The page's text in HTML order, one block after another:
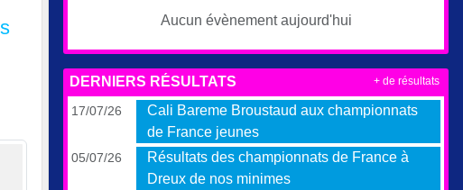
Aucun évènement aujourd'hui
DERNIERS RÉSULTATS
17/07/26
Cali Bareme Broustaud aux championnats
de France jeunes
05/07/26
Résultats des championnats de France à
Dreux de nos minimes
+ de résultats